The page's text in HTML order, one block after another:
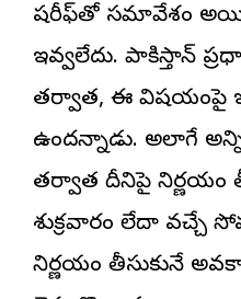
షరీఫ్‌తో సమావేశం
ఇవ్వలేదు. పాకిస్తాన్
తర్వాత, ఈ విషయంపై
ఉందన్నాడు. అలాగే
తర్వాత దీనిపై నిర్ణయం
శుక్రవారం లేదా వచ్చే
నిర్ణయం తీసుకునే